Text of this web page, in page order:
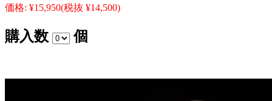
価格: ¥15,950(税抜 ¥14,500)
購入数 個